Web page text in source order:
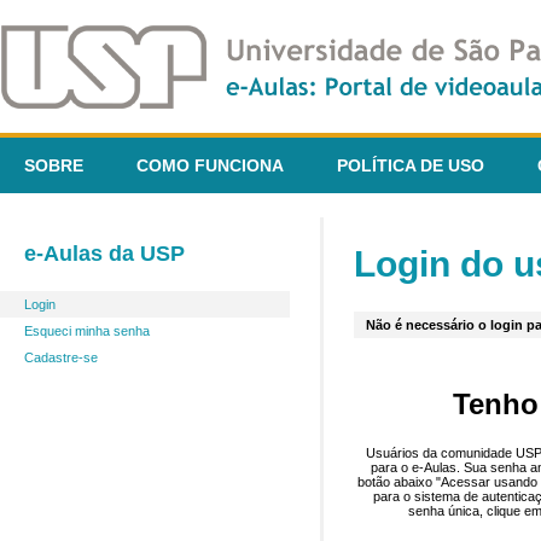
SOBRE COMO FUNCIONA POLÍTICA DE USO
e-Aulas da USP
Login
Esqueci minha senha
Cadastre-se
Login do
Não é necessário o login
Usuários da comunidade
para o e-Aulas. Sua senha
botão abaixo "Acessar
para o sistema de
senha única, clique